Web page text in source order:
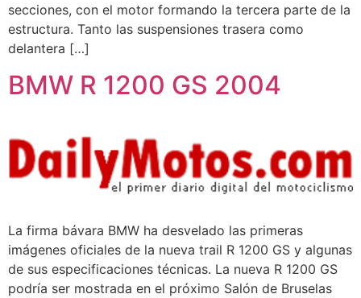
secciones, con el motor formando la tercera parte de la
estructura. Tanto las suspensiones trasera como
delantera […]
BMW R 1200 GS 2004
La firma bávara BMW ha desvelado las primeras
imágenes oficiales de la nueva trail R 1200 GS y algunas
de sus especificaciones técnicas. La nueva R 1200 GS
podría ser mostrada en el próximo Salón de Bruselas